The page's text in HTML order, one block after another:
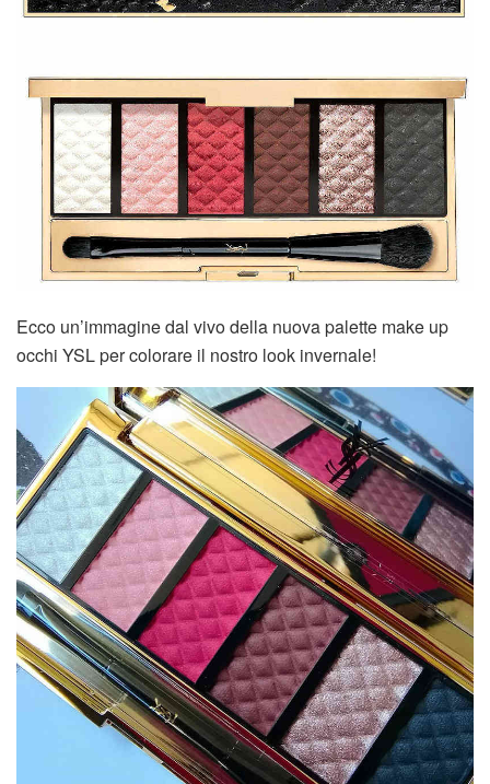
Ecco un’immagine dal vivo della nuova palette make up
occhi YSL per colorare il nostro look invernale!